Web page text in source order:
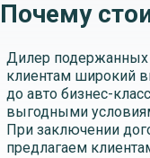
Почему
Дилер подержанных
клиентам широкий
до авто бизнес-
выгодными
При заключении
предлагаем